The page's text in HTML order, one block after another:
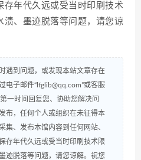
存年代久远或受当时印刷技术
渍、墨迹脱落等问题，请您谅
遇到问题，或发现本站文章存在
电子邮件“lfglib@qq.com”或客服
一时间回复您、协助您解决问
布，任何个人或组织在未征得本
集、发布本馆内容到任何网站、
存年代久远或受当时印刷技术限
迹脱落等问题，请您谅解。祝您